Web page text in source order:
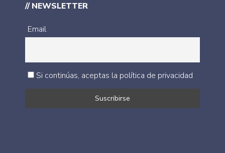
// NEWSLETTER
Email
Si continúas, aceptas la política de privacidad